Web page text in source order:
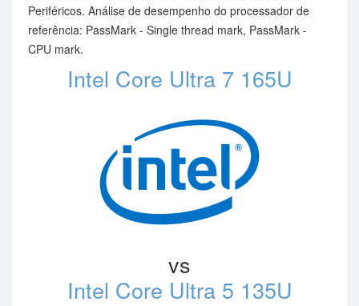
Periféricos. Análise de desempenho do processador de
referência: PassMark - Single thread mark, PassMark -
CPU mark.
Intel Core Ultra 7 165U
vs
Intel Core Ultra 5 135U